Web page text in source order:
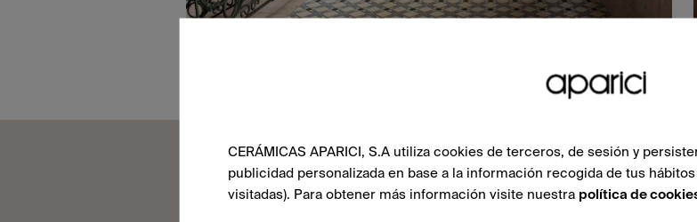
CERÁMICAS APARICI, S.A utiliza cookies de terceros, de sesión y
publicidad personalizada en base a la información recogida de tus
visitadas). Para obtener más información visite nuestra política de